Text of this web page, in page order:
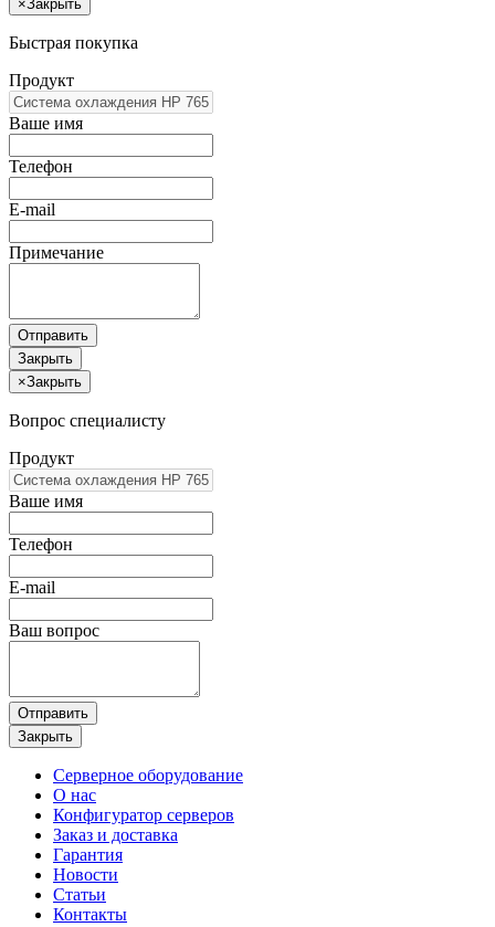
×Закрыть
Быстрая покупка
Продукт
Ваше имя
Телефон
E-mail
Примечание
Отправить
Закрыть
×Закрыть
Вопрос специалисту
Продукт
Ваше имя
Телефон
E-mail
Ваш вопрос
Отправить
Закрыть
Серверное оборудование
О нас
Конфигуратор серверов
Заказ и доставка
Гарантия
Новости
Статьи
Контакты